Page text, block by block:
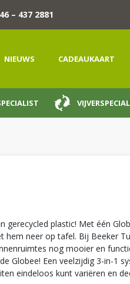
– 437 2881
NIEUWS CADEAUKAART
gerecycled plastic! Met één
hem neer op tafel. Bij Beeker
nog mooier en
Globee! Een veelzijdig 3-in-1
eindeloos kunt variëren en